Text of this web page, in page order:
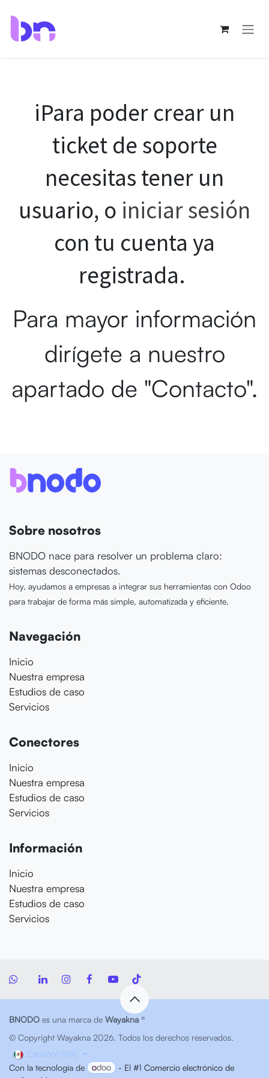
iPara poder crear un
ticket de soporte
necesitas tener un
usuario, o iniciar sesión
con tu cuenta ya
registrada.
Para mayor información
dirígete a nuestro
apartado de "Contacto".
Sobre nosotros
BNODO nace para resolver un problema claro:
sistemas desconectados.
Hoy, ayudamos a empresas a integrar sus herramientas con Odoo
para trabajar de forma más simple, automatizada y eficiente.
Navegación
Inicio
Nuestra empresa
Estudios de caso
Servicios
Conectores
Inicio
Nuestra empresa
Estudios de caso
Servicios
Información
Inicio
Nuestra empresa
Estudios de caso
Servicios
BNODO es una marca de Wayakna ®
© Copyright Wayakna 2026. Todos los derechos reservados.
Español (MX)
Con la tecnología de - El #1Comercio electrónico de